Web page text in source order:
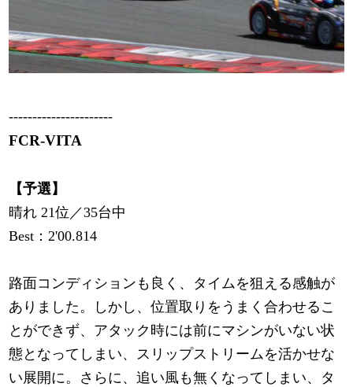
----------------------
FCR-VITA
【予選】
晴れ 21位／35台中
Best：2'00.814
路面コンディションも良く、タイムを狙える感触が
ありました。しかし、位置取りをうまく合わせるこ
とができず、アタック時には前にマシンがいない状
態となってしまい、スリップストリームを活かせな
い展開に。さらに、追い風も無くなってしまい、タ